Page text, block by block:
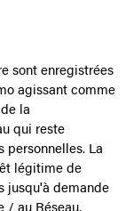
sont enregistrées
agissant comme
la
qui reste
personnelles. La
légitime de
jusqu'à demande
/ au Réseau.